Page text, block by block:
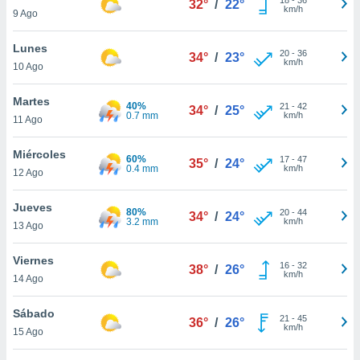
más
nuestra
y
de
disponible
cookies
aceptar
9 Ago
32° / 22°
km/h
Lunes
10 Ago
34° / 23° 20- 36
km/h
Martes
11 Ago
40%
0.7 mm
34° / 25° 21 - 42
km/h
Miércoles
12 Ago
60%
0.4 mm
35° / 24° 17- 47
km/h
Jueves
13 Ago
80%
3.2 mm
34° / 24° 20- 44
km/h
Viernes
14 Ago
38° / 26° 16- 32
km/h
Sábado
15 Ago
36° / 26° 21 - 45
km/h